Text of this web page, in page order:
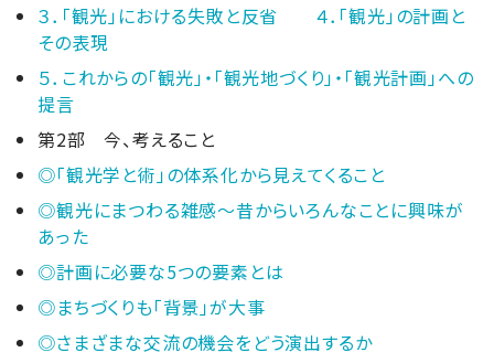
３．「観光」における失敗と反省 ４．「観光」の計画と
その表現
５．これからの「観光」・「観光地づくり」・「観光計画」への
提言
第2部 今、考えること
◎「観光学と術」の体系化から見えてくること
◎観光にまつわる雑感～昔からいろんなことに興味が
あった
◎計画に必要な5つの要素とは
◎まちづくりも「背景」が大事
◎さまざまな交流の機会をどう演出するか